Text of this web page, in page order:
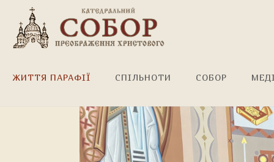
ЖИТТЯ ПАРАФІЇ СПІЛЬНОТИ СОБОР